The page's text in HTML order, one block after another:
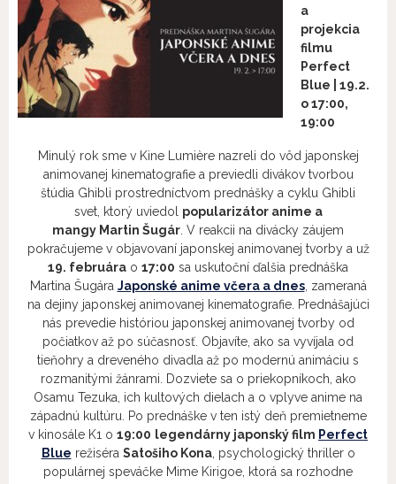
a
projekcia
filmu
Perfect
Blue
| 19.2.
o 17:00,
19:00
Minulý rok sme v Kine Lumière nazreli do vôd japonskej
animovanej kinematografie a previedli divákov tvorbou
štúdia Ghibli prostredníctvom prednášky a cyklu Ghibli
svet, ktorý uviedol popularizátor anime a
mangy Martin Šugár . V reakcii na divácky záujem
pokračujeme v objavovaní japonskej animovanej tvorby a už
19. februára o 17:00 sa uskutoční ďalšia prednáška
Martina Šugára Japonské anime včera a dnes, zameraná
na dejiny japonskej animovanej kinematografie. Prednášajúci
nás prevedie históriou japonskej animovanej tvorby od
počiatkov až po súčasnosť. Objavíte, ako sa vyvíjala od
tieňohry a dreveného divadla až po modernú animáciu s
rozmanitými žánrami. Dozviete sa o priekopníkoch, ako
Osamu Tezuka, ich kultových dielach a o vplyve anime na
západnú kultúru. Po prednáške v ten istý deň premietneme
v kinosále K1 o 19:00 legendárny japonský film Perfect
Blue režiséra Satošiho Kona, psychologický thriller o
populárnej speváčke Mime Kirigoe, ktorá sa rozhodne